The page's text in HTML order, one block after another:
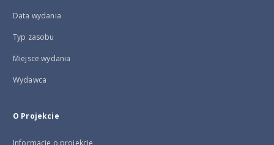
Data wydania
Typ zasobu
Miejsce wydania
Wydawca
O Projekcie
Informacje o projekcie